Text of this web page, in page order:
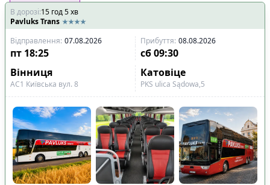
В дорозі:15 год5хв
Pavluks Trans
Відправлення: 07.08.2026 Прибуття: 08.08.2026
пт 18:25 сб 09:30
Вінниця
Катовіце
АС1 Київська вул. 8 PKS ulіca Sądowa,5